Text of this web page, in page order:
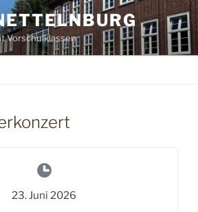
Vorschulklassen
23. Juni 2026